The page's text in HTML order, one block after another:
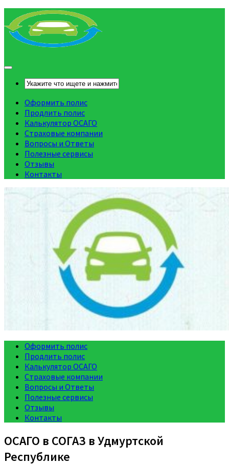
Оформить полис
Продлить полис
Калькулятор ОСАГО
Страховые компании
Вопросы и Ответы
Полезные сервисы
Отзывы
Контакты
Оформить полис
Продлить полис
Калькулятор ОСАГО
Страховые компании
Вопросы и Ответы
Полезные сервисы
Отзывы
Контакты
ОСАГО в СОГАЗ в Удмуртской
Республике